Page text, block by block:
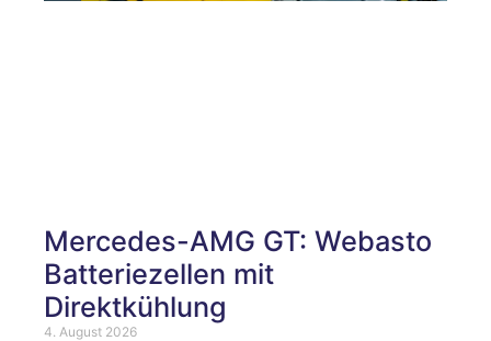
Mercedes-AMG GT: Webasto
Batteriezellen mit
Direktkühlung
4. August 2026